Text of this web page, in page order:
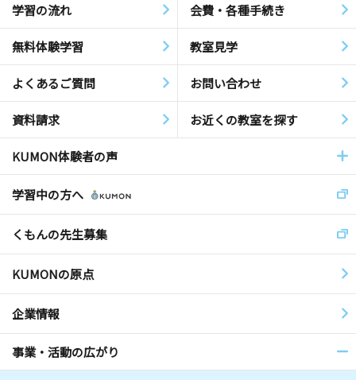
学習の流れ 会費・各種手続き
無料体験学習 教室見学
よくあるご質問 お問い合わせ
資料請求 お近くの教室を探す
KUMON体験者の声
学習中の方へ
くもんの先生募集
KUMONの原点
企業情報
事業・活動の広がり